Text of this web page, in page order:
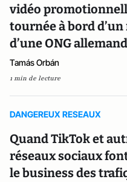
vidéo
tournée à bord
d’une ONG
Tamás Orbán
1 min de lecture
DANGEREUX RESEAUX
Quand TikTok et
réseaux sociaux
le business des